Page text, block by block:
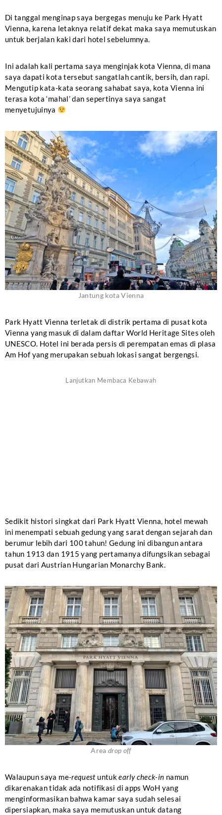
Di tanggal menginap saya bergegas menuju ke Park Hyatt
Vienna, karena letaknya relatif dekat maka saya memutuskan
untuk berjalan kaki dari hotel sebelumnya.
Ini adalah kali pertama saya menginjak kota Vienna, di mana
saya dapati kota tersebut sangatlah cantik, bersih, dan rapi.
Mengutip kata-kata seorang sahabat saya, kota Vienna ini
terasa kota ‘mahal’ dan sepertinya saya sangat
menyetujuinya
Jantung kota Vienna
Park Hyatt Vienna terletak di distrik pertama di pusat kota
Vienna yang masuk di dalam daftar World Heritage Sites oleh
UNESCO. Hotel ini berada persis di perempatan emas di plasa
Am Hof yang merupakan sebuah lokasi sangat bergengsi.
Sedikit histori singkat dari Park Hyatt Vienna, hotel mewah
ini menempati sebuah gedung yang sarat dengan sejarah dan
berumur lebih dari 100 tahun! Gedung ini dibangun antara
tahun 1913 dan 1915 yang pertamanya difungsikan sebagai
pusat dari Austrian Hungarian Monarchy Bank.
Area drop off
Walaupun saya me-requestuntukearly check-in namun
dikarenakan tidak ada notifikasi di apps WoH yang
menginformasikan bahwa kamar saya sudah selesai
dipersiapkan, maka saya memutuskan untuk datang